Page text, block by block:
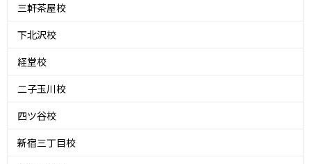
三軒茶屋校
下北沢校
経堂校
二子玉川校
四ツ谷校
新宿三丁目校